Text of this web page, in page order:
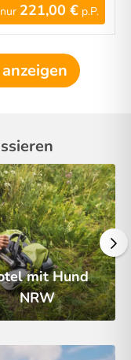
nur 221,00 € p.P.
mit Hund
NRW